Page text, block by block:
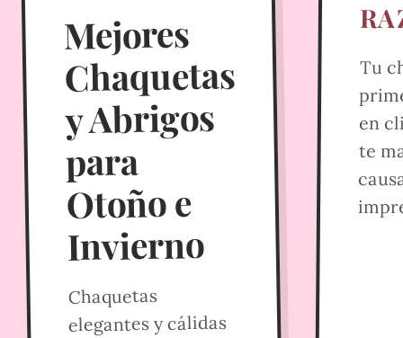
Mejores
Chaquetas
y Abrigos
para
Otoño e
Invierno
Chaquetas
elegantes y cálidas
Tu
en
te